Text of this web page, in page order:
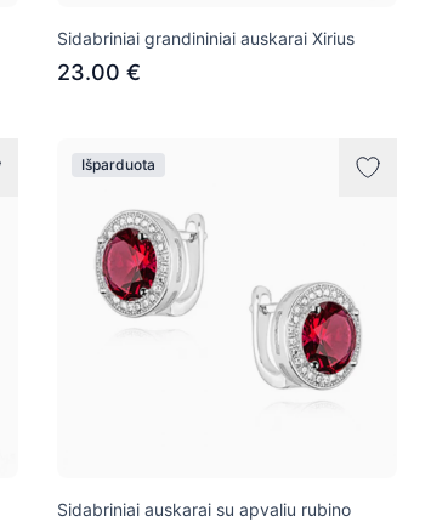
Sidabriniai grandininiai auskarai Xirius
23.00 €
Išparduota
Sidabriniai auskarai su apvaliu rubino